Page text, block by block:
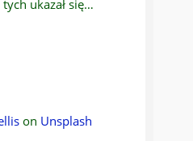
ukazał się…
on Unsplash